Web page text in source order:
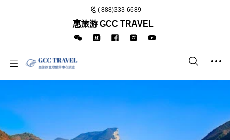
( 888)333-6689
惠旅游 GCC TRAVEL